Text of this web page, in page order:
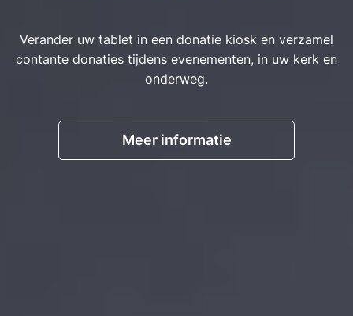
Verander uw tablet in een donatie kiosk en verzamel
contante donaties tijdens evenementen, in uw kerk en
onderweg.
Meer informatie